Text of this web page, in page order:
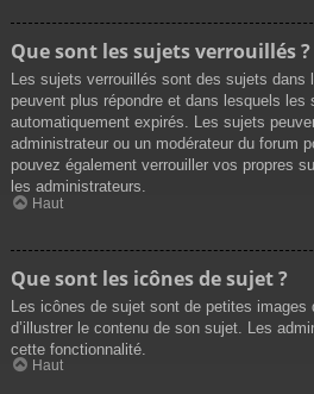
Que sont les sujets verrouillés ?
Les sujets verrouillés sont des sujets dans
peuvent plus répondre et dans lesquels les
automatiquement expirés. Les sujets
administrateur ou un modérateur du forum
pouvez également verrouiller vos propres
les administrateurs.
Haut
Que sont les icônes de sujet ?
Les icônes de sujet sont de petites images
d’illustrer le contenu de son sujet. Les
cette fonctionnalité.
Haut